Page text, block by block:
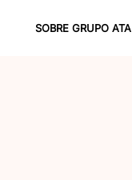
SOBRE GRUPO ATA